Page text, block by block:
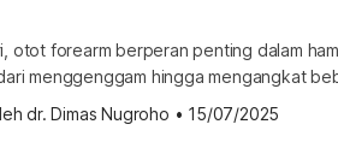
otot forearm berperan penting dalam
menggenggam hingga mengangkat
ini penting untuk menunjang performa
hari. Cari tahu cara latihan yang efektif
dr. Dimas Nugroho • 15/07/2025